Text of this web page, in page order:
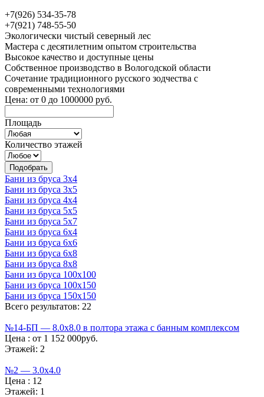
+7(926) 534-35-78
+7(921) 748-55-50
Экологически чистый северный лес
Мастера с десятилетним опытом строительства
Высокое качество и доступные цены
Собственное производство в Вологодской области
Сочетание традиционного русского зодчества с
современными технологиями
Цена: от 0 до 1000000 руб.
Площадь
Количество этажей
Бани из бруса 3х4
Бани из бруса 3х5
Бани из бруса 4х4
Бани из бруса 5х5
Бани из бруса 5х7
Бани из бруса 6х4
Бани из бруса 6х6
Бани из бруса 6х8
Бани из бруса 8х8
Бани из бруса 100х100
Бани из бруса 100х150
Бани из бруса 150х150
Всего результатов: 22
№14-БП — 8.0х8.0 в полтора этажа с банным комплексом
Цена : от 1 152 000руб.
Этажей: 2
№2 — 3.0х4.0
Цена : 12
Этажей: 1